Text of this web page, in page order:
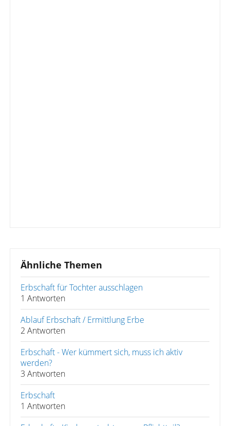
Ähnliche Themen
Erbschaft für Tochter ausschlagen
1 Antworten
Ablauf Erbschaft / Ermittlung Erbe
2 Antworten
Erbschaft - Wer kümmert sich, muss ich aktiv
werden?
3 Antworten
Erbschaft
1 Antworten